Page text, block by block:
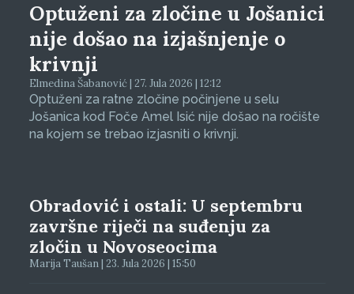
Optuženi za zločine u Jošanici
nije došao na izjašnjenje o
krivnji
Elmedina Šabanović | 27. Jula 2026 | 12:12
Optuženi za ratne zločine počinjene u selu
Jošanica kod Foče Amel Isić nije došao na ročište
na kojem se trebao izjasniti o krivnji.
Obradović i ostali: U septembru
završne riječi na suđenju za
zločin u Novoseocima
Marija Taušan | 23. Jula 2026 | 15:50